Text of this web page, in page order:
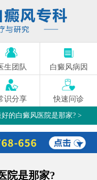
生团队 白癜风病因
识分享 快速问诊
的白癜风医院是那家? >
院是那家?